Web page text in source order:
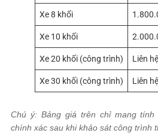
Xe 8 khối
Xe 10 khối
Xe 20 khối (công trình) Liên hệ
Xe 30 khối (công trình) Liên hệ
Chú ý: Bảng giá trên chỉ mang
chính xác sau khi khảo sát công trình